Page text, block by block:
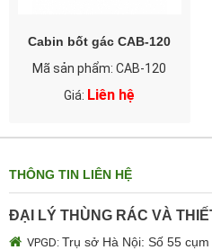
Cabin bốt gác CAB-120
Mã sản phẩm: CAB-120
Giá: Liên hệ
THÔNG TIN LIÊN HỆ
ĐẠI LÝ THÙNG RÁC VÀ
VPGD: Trụ sở Hà Nội: Số 55